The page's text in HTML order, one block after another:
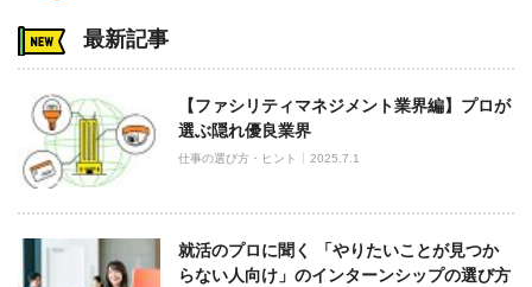
最新記事
【ファシリティマネジメント業界編】プロが
選ぶ隠れ優良業界
仕事の選び方・ヒント 2025.7.1
就活のプロに聞く 「やりたいことが見つか
らない人向け」のインターンシップの選び方